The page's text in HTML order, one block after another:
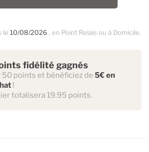
le 10/08/2026 , en Point Relais ou à Domicile.
fidélité gagnés
points et bénéficiez de 5€ en
!
totalisera 19.95 points.